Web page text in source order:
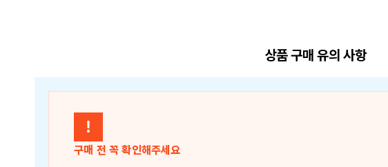
상품 구매 유의 사항
!
구매 전 꼭 확인해주세요